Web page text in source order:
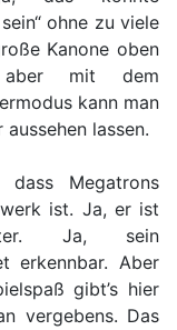
ohne zu viele
Kanone oben
mit dem
kann man
lassen.
Megatrons
ist. Ja, er ist
Ja, sein
erkennbar. Aber
gibt’s hier
vergebens. Das